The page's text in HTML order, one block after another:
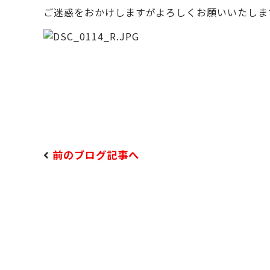
ご迷惑をおかけしますがよろしくお願いいたしま
前のブログ記事へ